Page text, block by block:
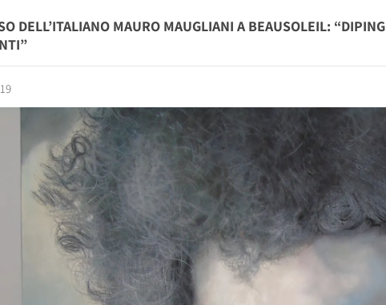
DELL’ITALIANO MAURO MAUGLIANI A BEAUSOLEIL: